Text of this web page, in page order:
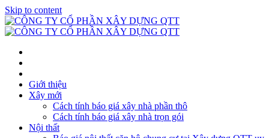
Skip to content
Giới thiệu
Xây mới
Cách tính báo giá xây nhà phần thô
Cách tính báo giá xây nhà trọn gói
Nội thất